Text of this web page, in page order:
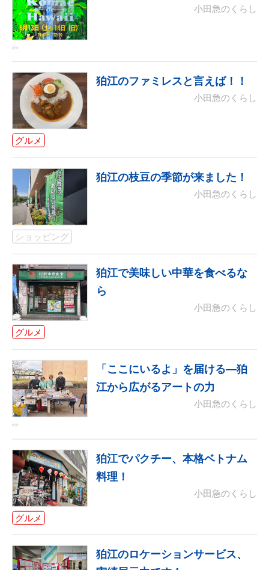
小田急のくらし
グルメ
狛江のファミレスと言えば！！
小田急のくらし
ショッピング
狛江の枝豆の季節が来ました！
小田急のくらし
グルメ
狛江で美味しい中華を食べるな
ら
小田急のくらし
「ここにいるよ」を届ける—狛
江から広がるアートの力
小田急のくらし
グルメ
狛江でパクチー、本格ベトナム
料理！
小田急のくらし
狛江のロケーションサービス、